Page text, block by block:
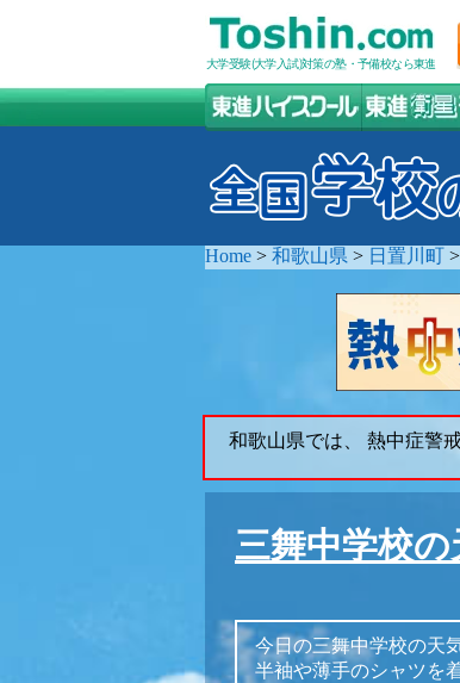
大学受験(大学入試)対策の塾・予備校なら東進
Home > 和歌山県 > 日置川町 >
和歌山県では、 熱中症警
三舞中学校の
今日の三舞中学校の天
半袖や薄手のシャツを